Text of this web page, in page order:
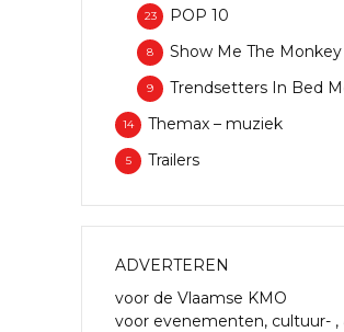
POP 10
23
Show Me The Monkey
8
Trendsetters In Bed
9
Themax – muziek
14
Trailers
5
ADVERTEREN
voor de Vlaamse KMO
voor evenementen, cultuur- ,